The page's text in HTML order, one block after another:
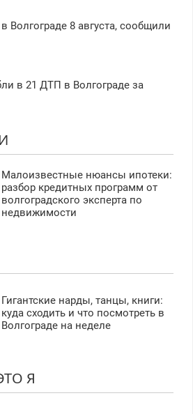
Волгограде 8 августа, сообщили
в 21 ДТП в Волгограде за
Малоизвестные нюансы ипотеки:
разбор кредитных программ от
волгоградского эксперта по
недвижимости
Гигантские нарды, танцы, книги:
куда сходить и что посмотреть в
Волгограде на неделе
Я